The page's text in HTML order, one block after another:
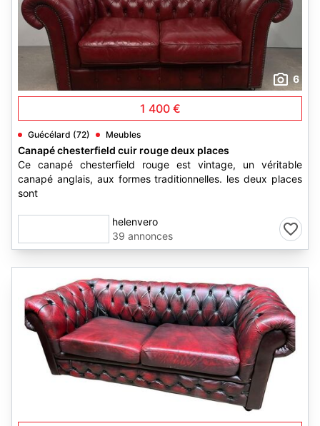
6
1 400 €
Guécélard (72) Meubles
Canapé chesterfield cuir rouge deux places
Ce canapé chesterfield rouge est vintage, un véritable
canapé anglais, aux formes traditionnelles. les deux places
sont
helenvero
39 annonces